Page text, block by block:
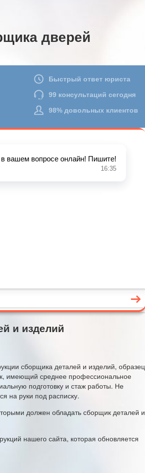
дверей
и изделий
сборщика деталей и изделий, образец
имеющий среднее профессиональное
подготовку и стаж работы. Не
на руки под расписку.
должен обладать сборщик деталей и
нашего сайта, которая обновляется